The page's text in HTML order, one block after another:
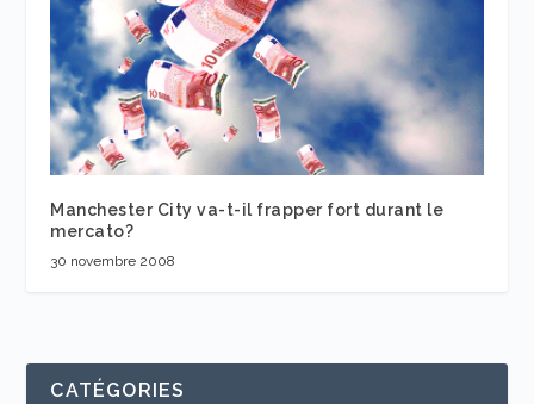
Manchester City va-t-il frapper fort durant le
mercato?
30 novembre 2008
CATÉGORIES